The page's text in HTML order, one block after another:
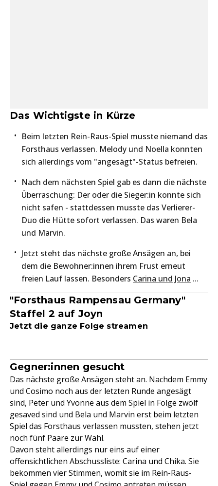
Das Wichtigste in Kürze
Beim letzten Rein-Raus-Spiel musste niemand das
Forsthaus verlassen. Melody und Noella konnten
sich allerdings vom "angesägt"-Status befreien.
Nach dem nächsten Spiel gab es dann die nächste
Überraschung: Der oder die Sieger:in konnte sich
nicht safen - stattdessen musste das Verlierer-
Duo die Hütte sofort verlassen. Das waren Bela
und Marvin.
Jetzt steht das nächste große Ansägen an, bei
dem die Bewohner:innen ihrem Frust erneut
freien Lauf lassen. Besonders Carina und Jona ...
"Forsthaus Rampensau Germany"
Staffel 2 auf Joyn
Jetzt die ganze Folge streamen
Gegner:innen gesucht
Das nächste große Ansägen steht an. Nachdem Emmy
und Cosimo noch aus der letzten Runde angesägt
sind, Peter und Yvonne aus dem Spiel in Folge zwölf
gesaved sind und Bela und Marvin erst beim letzten
Spiel das Forsthaus verlassen mussten, stehen jetzt
noch fünf Paare zur Wahl.
Davon steht allerdings nur eins auf einer
offensichtlichen Abschussliste: Carina und Chika. Sie
bekommen vier Stimmen, womit sie im Rein-Raus-